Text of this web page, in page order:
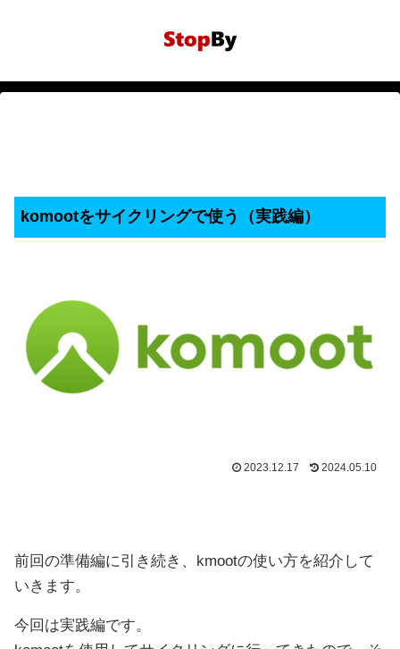
komootをサイクリングで使う（実践編）
2023.12.17 2024.05.10
前回の準備編に引き続き、kmootの使い方を紹介して
いきます。
今回は実践編です。